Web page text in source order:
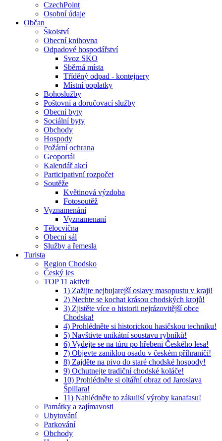
CzechPoint
Osobní údaje
Občan
Školství
Obecní knihovna
Odpadové hospodářství
Svoz SKO
Sběrná místa
Tříděný odpad - kontejnery
Místní poplatky
Bohoslužby
Poštovní a doručovací služby
Obecní byty
Sociální byty
Obchody
Hospody
Požární ochrana
Geoportál
Kalendář akcí
Participativní rozpočet
Soutěže
Květinová výzdoba
Fotosoutěž
Vyznamenání
Vyznamenaní
Tělocvična
Obecní sál
Služby a řemesla
Turista
Region Chodsko
Český les
TOP 11 aktivit
1) Zažijte nejbujarejší oslavy masopustu v kraji!
2) Nechte se kochat krásou chodských krojů!
3) Zjistěte více o historii nejrázovitější obce
Chodska!
4) Prohlédněte si historickou hasičskou techniku!
5) Navštivte unikátní soustavu rybníků!
6) Vydejte se na túru po hřebeni Českého lesa!
7) Objevte zaniklou osadu v českém příhraničí!
8) Zajděte na pivo do staré chodské hospody!
9) Ochutnejte tradiční chodské koláče!
10) Prohlédněte si oltářní obraz od Jaroslava
Špillara!
11) Nahlédněte to zákulisí výroby kanafasu!
Památky a zajímavosti
Ubytování
Parkování
Obchody